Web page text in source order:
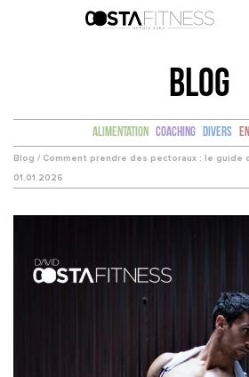
BLOG
Alimentation Coaching Divers
Blog / Comment prendre des pectoraux : le guide
01.01.2026